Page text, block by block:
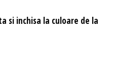
si inchisa la culoare de la